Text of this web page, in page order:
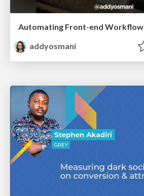
Automating Front-end Workflow
addyosmani